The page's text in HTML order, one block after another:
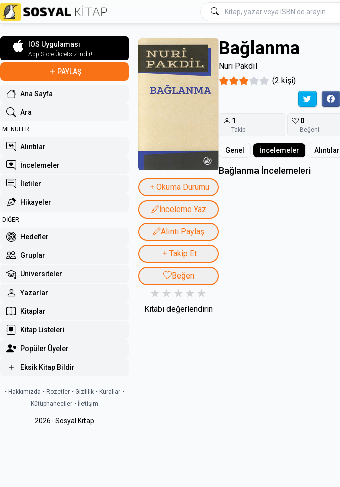
IOS Uygulaması
App Store Ücretsiz İndir!
PAYLAŞ
Ana Sayfa
Ara
MENÜLER
Alıntılar
İncelemeler
İletiler
Hikayeler
DİĞER
Hedefler
Gruplar
Üniversiteler
Yazarlar
Kitaplar
Kitap Listeleri
Popüler Üyeler
Eksik Kitap Bildir
• Hakkımızda • Rozetler • Gizlilik • Kurallar •
Kütüphaneciler • İletişim
2026 · Sosyal Kitap
Okuma Durumu
İnceleme Yaz
Alıntı Paylaş
Takip Et
Beğen
Kitabı değerlendirin
Bağlanma
Nuri Pakdil
(2 kişi)
1
Takip
0
Beğeni
Genel İncelemeler Alıntılar
Bağlanma İncelemeleri